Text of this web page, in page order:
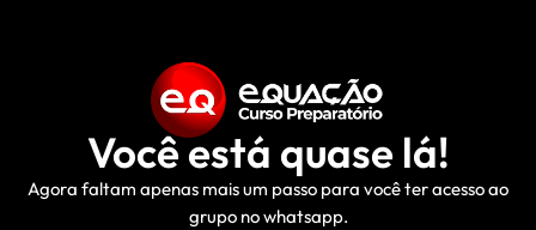
Você está quase lá!
Agora faltam apenas mais um passo para você ter acesso ao
grupo no whatsapp.